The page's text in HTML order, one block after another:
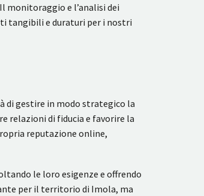
monitoraggio e l’analisi dei
tangibili e duraturi per i nostri
di gestire in modo strategico la
relazioni di fiducia e favorire la
reputazione online,
le loro esigenze e offrendo
per il territorio di Imola, ma